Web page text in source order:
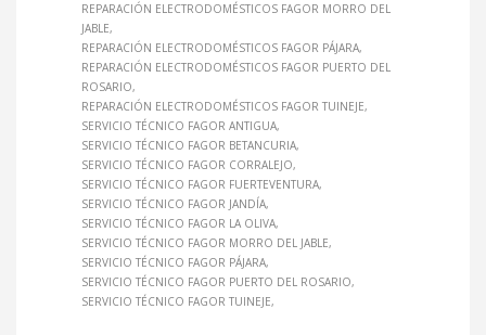
REPARACIÓN ELECTRODOMÉSTICOS FAGOR MORRO DEL
JABLE
REPARACIÓN ELECTRODOMÉSTICOS FAGOR PÁJARA
REPARACIÓN ELECTRODOMÉSTICOS FAGOR PUERTO DEL
ROSARIO
REPARACIÓN ELECTRODOMÉSTICOS FAGOR TUINEJE
SERVICIO TÉCNICO FAGOR ANTIGUA
SERVICIO TÉCNICO FAGOR BETANCURIA
SERVICIO TÉCNICO FAGOR CORRALEJO
SERVICIO TÉCNICO FAGOR FUERTEVENTURA
SERVICIO TÉCNICO FAGOR JANDÍA
SERVICIO TÉCNICO FAGOR LA OLIVA
SERVICIO TÉCNICO FAGOR MORRO DEL JABLE
SERVICIO TÉCNICO FAGOR PÁJARA
SERVICIO TÉCNICO FAGOR PUERTO DEL ROSARIO
SERVICIO TÉCNICO FAGOR TUINEJE